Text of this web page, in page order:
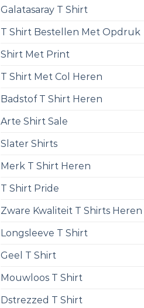
Galatasaray T Shirt
T Shirt Bestellen Met Opdruk
Shirt Met Print
T Shirt Met Col Heren
Badstof T Shirt Heren
Arte Shirt Sale
Slater Shirts
Merk T Shirt Heren
T Shirt Pride
Zware Kwaliteit T Shirts Heren
Longsleeve T Shirt
Geel T Shirt
Mouwloos T Shirt
Dstrezzed T Shirt